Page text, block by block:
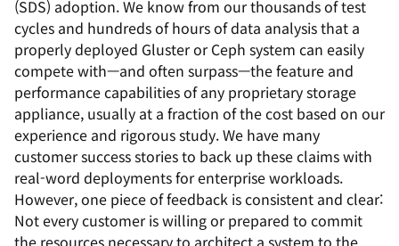
(SDS) adoption. We know from our thousands of test
cycles and hundreds of hours of data analysis that a
properly deployed Gluster or Ceph system can easily
compete with—and often surpass—the feature and
performance capabilities of any proprietary storage
appliance, usually at a fraction of the cost based on our
experience and rigorous study. We have many
customer success stories to back up these claims with
real-word deployments for enterprise workloads.
However, one piece of feedback is consistent and clear:
Not every customer is willing or prepared to commit
the resources necessary to architect a system to the